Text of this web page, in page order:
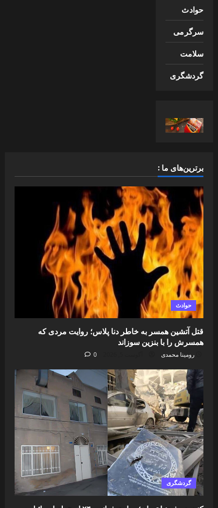
حوادث
سرگرمی
سلامت
گردشگری
برترین‌های ما :
حوادث
قتل آتشین همسر به خاطر دنا پلاس؛ روایت مردی که
همسرش را با بنزین سوزاند
رومینا محمدی 0
گردشگری